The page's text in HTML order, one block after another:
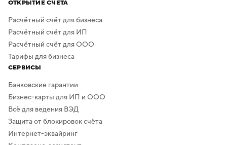
ОТКРЫТИЕ СЧЁТА
Расчётный счёт для бизнеса
Расчётный счёт для ИП
Расчётный счёт для ООО
Тарифы для бизнеса
СЕРВИСЫ
Банковские гарантии
Бизнес-карты для ИП и ООО
Всё для ведения ВЭД
Защита от блокировок счёта
Интернет-эквайринг